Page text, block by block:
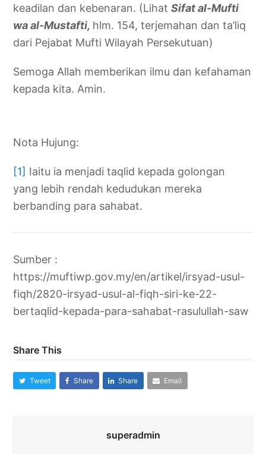
keadilan dan kebenaran. (LihatSifat al-Mufti
wa al-Mustafti, hlm. 154, terjemahan dan ta’liq
dari Pejabat Mufti Wilayah Persekutuan)
Semoga Allah memberikan ilmu dan kefahaman
kepada kita. Amin.
Nota Hujung:
[1] Iaitu ia menjadi taqlid kepada golongan
yang lebih rendah kedudukan mereka
berbanding para sahabat.
Sumber :
https://muftiwp.gov.my/en/artikel/irsyad-usul-
fiqh/2820-irsyad-usul-al-fiqh-siri-ke-22-
bertaqlid-kepada-para-sahabat-rasulullah-saw
Share This
Tweet Share Share Email
superadmin